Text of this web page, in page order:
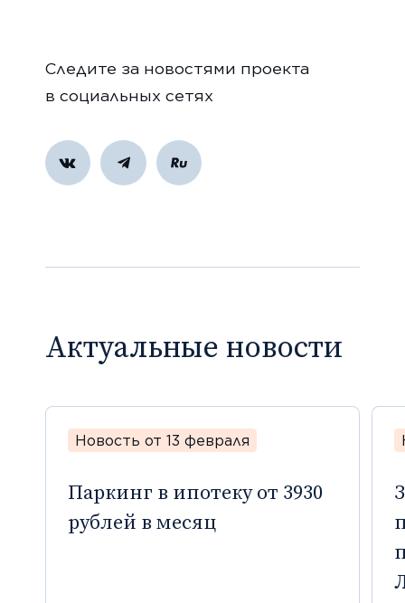
Следите за новостями проекта
в социальных сетях
Актуальные новости
Новость от 13 февраля
Паркинг в ипотеку от 3930
рублей в месяц